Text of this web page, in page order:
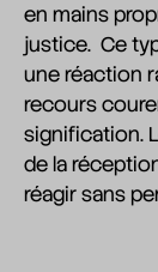
en mains
justice. Ce
une réaction
recours
signification.
de la
réagir sans